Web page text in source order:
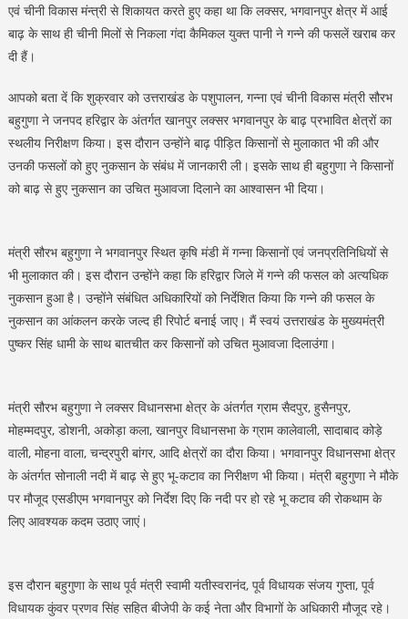
एवं चीनी विकास मंन्त्री से शिकायत करते हुए कहा था कि लक्सर, भगवानपुर क्षेत्र में आई
बाढ़ के साथ ही चीनी मिलों से निकला गंदा कैमिकल युक्त पानी ने गन्ने की फसलें खराब कर
दी हैं।
आपको बता दें कि शुक्रवार को उत्तराखंड के पशुपालन, गन्ना एवं चीनी विकास मंत्री सौरभ
बहुगुणा ने जनपद हरिद्वार के अंतर्गत खानपुर लक्सर भगवानपुर के बाढ़ प्रभावित क्षेत्रों का
स्थलीय निरीक्षण किया। इस दौरान उन्होंने बाढ़ पीड़ित किसानों से मुलाकात भी की और
उनकी फसलों को हुए नुकसान के संबंध में जानकारी ली। इसके साथ ही बहुगुणा ने किसानों
को बाढ़ से हुए नुकसान का उचित मुआवजा दिलाने का आश्वासन भी दिया।
मंत्री सौरभ बहुगुणा ने भगवानपुर स्थित कृषि मंडी में गन्ना किसानों एवं जनप्रतिनिधियों से
भी मुलाकात की। इस दौरान उन्होंने कहा कि हरिद्वार जिले में गन्ने की फसल को अत्यधिक
नुकसान हुआ है। उन्होंने संबंधित अधिकारियों को निर्देशित किया कि गन्ने की फसल के
नुकसान का आंकलन करके जल्द ही रिपोर्ट बनाई जाए। मैं स्वयं उत्तराखंड के मुख्यमंत्री
पुष्कर सिंह धामी के साथ बातचीत कर किसानों को उचित मुआवजा दिलाउंगा।
मंत्री सौरभ बहुगुणा ने लक्सर विधानसभा क्षेत्र के अंतर्गत ग्राम सैदपुर, हुसैनपुर,
मोहम्मदपुर, डोशनी, अकोड़ा कला, खानपुर विधानसभा के ग्राम कालेवाली, सादाबाद कोड़े
वाली, मोहना वाला, चन्द्रपुरी बांगर, आदि क्षेत्रों का दौरा किया। भगवानपुर विधानसभा क्षेत्र
के अंतर्गत सोनाली नदी में बाढ़ से हुए भू-कटाव का निरीक्षण भी किया। मंत्री बहुगुणा ने मौके
पर मौजूद एसडीएम भगवानपुर को निर्देश दिए कि नदी पर हो रहे भू कटाव की रोकथाम के
लिए आवश्यक कदम उठाए जाएं।
इस दौरान बहुगुणा के साथ पूर्व मंत्री स्वामी यतीस्वरानंद, पूर्व विधायक संजय गुप्ता, पूर्व
विधायक कुंवर प्रणव सिंह सहित बीजेपी के कई नेता और विभागों के अधिकारी मौजूद रहे।